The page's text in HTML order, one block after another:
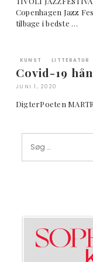
Copenhagen Jazz
tilbage i bedste …
KUNST LITTERATUR
Covid-19
JUNI 1, 2020
DigterPoeten